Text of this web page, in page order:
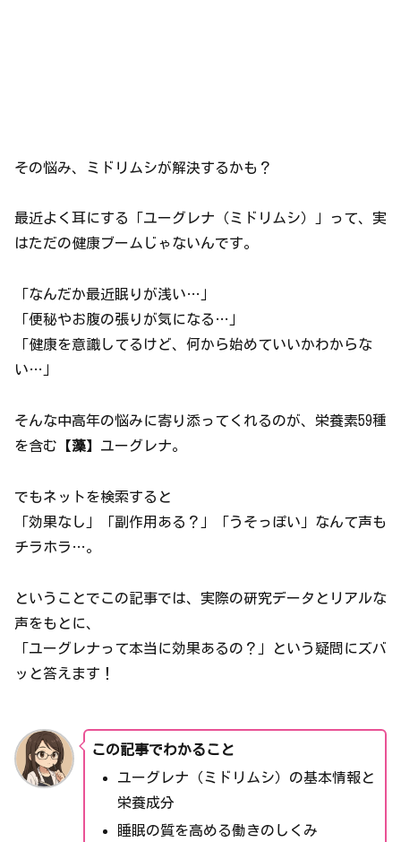
その悩み、ミドリムシが解決するかも？
最近よく耳にする「ユーグレナ（ミドリムシ）」って、実
はただの健康ブームじゃないんです。
「なんだか最近眠りが浅い…」
「便秘やお腹の張りが気になる…」
「健康を意識してるけど、何から始めていいかわからな
い…」
そんな中高年の悩みに寄り添ってくれるのが、栄養素59種
を含む【藻】ユーグレナ。
でもネットを検索すると
「効果なし」「副作用ある？」「うそっぽい」なんて声も
チラホラ…。
ということでこの記事では、実際の研究データとリアルな
声をもとに、
「ユーグレナって本当に効果あるの？」という疑問にズバ
ッと答えます！
この記事でわかること
ユーグレナ（ミドリムシ）の基本情報と
栄養成分
睡眠の質を高める働きのしくみ